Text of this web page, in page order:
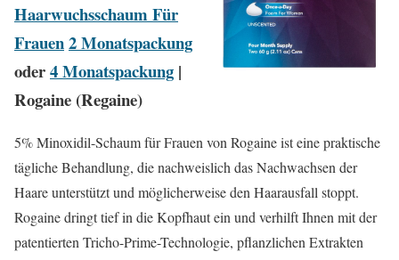
Haarwuchsschaum Für
Frauen2 Monatspackung
oder4 Monatspackung |
Rogaine (Regaine)
5% Minoxidil-Schaum für Frauen von Rogaine ist eine praktische
tägliche Behandlung, die nachweislich das Nachwachsen der
Haare unterstützt und möglicherweise den Haarausfall stoppt.
Rogaine dringt tief in die Kopfhaut ein und verhilft Ihnen mit der
patentierten Tricho-Prime-Technologie, pflanzlichen Extrakten